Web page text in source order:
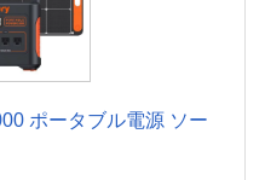
ポータブル電源 ソー